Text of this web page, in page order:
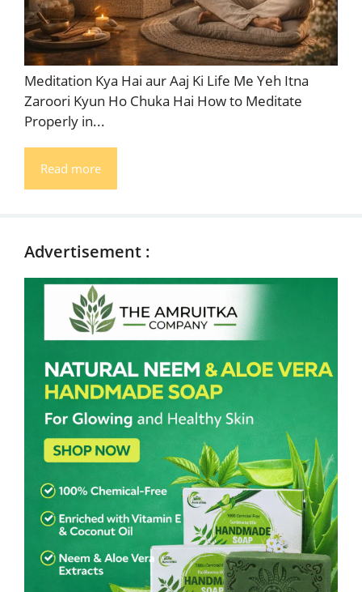
Meditation Kya Hai aur Aaj Ki Life Me Yeh Itna
Zaroori Kyun Ho Chuka Hai How to Meditate
Properly in...
Read more
Advertisement :